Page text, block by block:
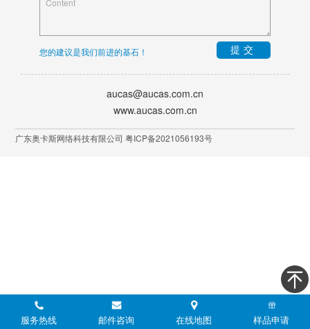
您的建议是我们前进的基石！ 提交
aucas@aucas.com.cn
www.aucas.com.cn
广东奥卡斯网络科技有限公司 粤ICP备2021056193号
服务热线 邮件咨询 在线地图 样品申请